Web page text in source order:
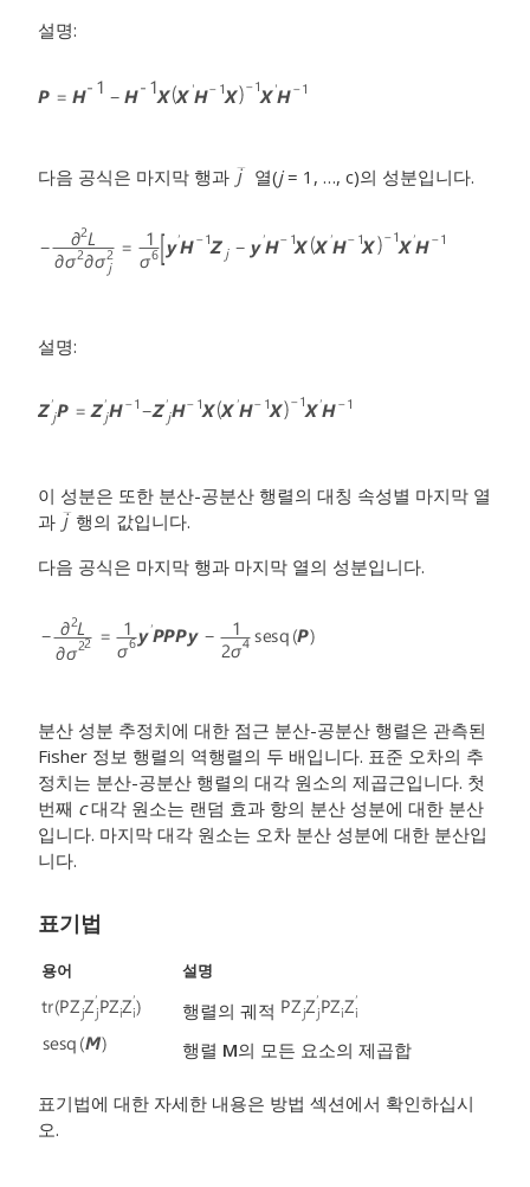
설명:
다음 공식은 마지막 행과 열(j= 1, …, c)의 성분입니다.
설명:
이 성분은 또한 분산-공분산 행렬의 대칭 속성별 마지막 열
과
행의 값입니다.
다음 공식은 마지막 행과 마지막 열의 성분입니다.
분산 성분 추정치에 대한 점근 분산-공분산 행렬은 관측된
Fisher 정보 행렬의 역행렬의 두 배입니다. 표준 오차의 추
정치는 분산-공분산 행렬의 대각 원소의 제곱근입니다. 첫
번째 c대각 원소는 랜덤 효과 항의 분산 성분에 대한 분산
입니다. 마지막 대각 원소는 오차 분산 성분에 대한 분산입
니다.
표기법
용어 설명
행렬의 궤적
행렬 M의 모든 요소의 제곱합
표기법에 대한 자세한 내용은 방법 섹션에서 확인하십시
오.